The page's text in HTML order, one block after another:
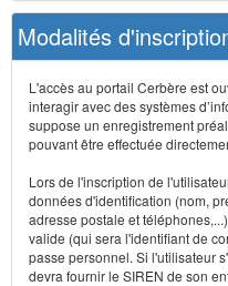
Modalités
L'accès au portail Cerbère est
interagir avec des systèmes
suppose un enregistrement
pouvant être effectuée
Lors de l'inscription de
données d'identification (nom,
adresse postale et
valide (qui sera l'identifiant de
passe personnel. Si l'utilisateur
devra fournir le SIREN de son